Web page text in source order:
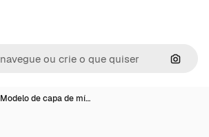
Modelo de capa de mí…